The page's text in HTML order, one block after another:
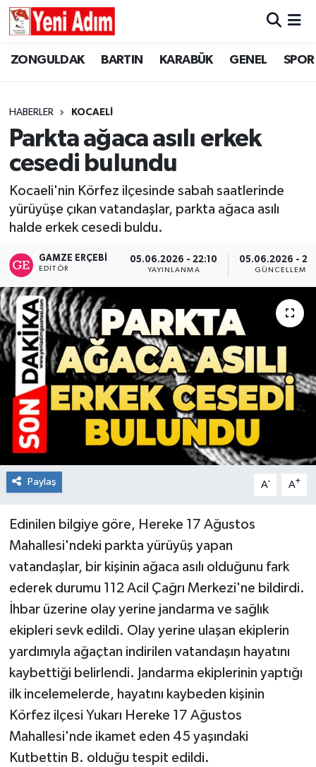
ZONGULDAK BARTIN KARABÜK GENEL SPOR
HABERLER KOCAELİ
Parkta ağaca asılı erkek
cesedi bulundu
Kocaeli'nin Körfez ilçesinde sabah saatlerinde
yürüyüşe çıkan vatandaşlar, parkta ağaca asılı
halde erkek cesedi buldu.
GAMZE ERÇEBI
EDITÖR
05.06.2026 - 22:10
YAYINLANMA
05.06.2026 -
GÜNCELLEME
Paylaş A- A+
Edinilen bilgiye göre, Hereke 17 Ağustos
Mahallesi'ndeki parkta yürüyüş yapan
vatandaşlar, bir kişinin ağaca asılı olduğunu fark
ederek durumu 112 Acil Çağrı Merkezi'ne bildirdi.
İhbar üzerine olay yerine jandarma ve sağlık
ekipleri sevk edildi. Olay yerine ulaşan ekiplerin
yardımıyla ağaçtan indirilen vatandaşın hayatını
kaybettiği belirlendi. Jandarma ekiplerinin yaptığı
ilk incelemelerde, hayatını kaybeden kişinin
Körfez ilçesi Yukarı Hereke 17 Ağustos
Mahallesi'nde ikamet eden 45 yaşındaki
Kutbettin B. olduğu tespit edildi.
ZONGULDAK
GÜNCEL
SİYASET
RESMİ İLAN
ZONGULDAK
GENEL
SPOR
SİYASET
SAĞLIK
GÜNCEL
RESMİ İLAN
Künye
Zonguldak Hava Durumu
Tüm Manşetler
Son Dakika Haberleri
Haber Arşivi